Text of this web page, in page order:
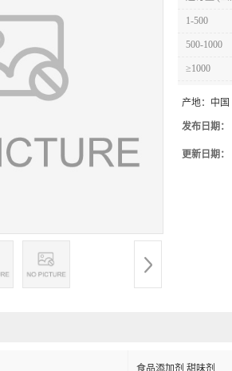
1-500
500-1000
≥1000
产地： 中国
发布日期：
更新日期：
食品添加剂 甜味剂